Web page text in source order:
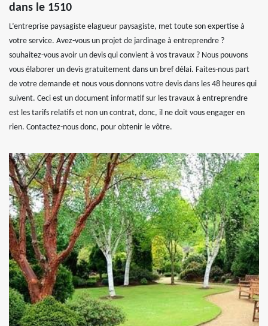
dans le 1510
L’entreprise paysagiste elagueur paysagiste, met toute son expertise à
votre service. Avez-vous un projet de jardinage à entreprendre ?
souhaitez-vous avoir un devis qui convient à vos travaux ? Nous pouvons
vous élaborer un devis gratuitement dans un bref délai. Faites-nous part
de votre demande et nous vous donnons votre devis dans les 48 heures qui
suivent. Ceci est un document informatif sur les travaux à entreprendre
est les tarifs relatifs et non un contrat, donc, il ne doit vous engager en
rien. Contactez-nous donc, pour obtenir le vôtre.